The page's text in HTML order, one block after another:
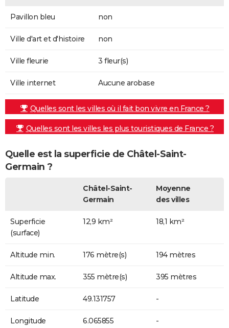
Pavillon bleu non
Ville d'art et d'histoire non
Ville fleurie 3 fleur(s)
Ville internet Aucune arobase
Quelles sont les villes où il fait bon vivre en France ?
Quelles sont les villes les plus touristiques de France ?
Quelle est la superficie de Châtel-Saint-
Germain ?
Châtel-Saint-
Germain
Moyenne
des villes
Superficie
(surface)
12,9 km² 18,1 km²
Altitude min. 176 mètre(s) 194 mètres
Altitude max. 355 mètre(s) 395 mètres
Latitude 49.131757 -
Longitude 6.065855 -